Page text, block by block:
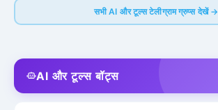
सभी AI और टूल्स टेलीग्राम ग्रुप्स देखें →
AI और टूल्स बॉट्स